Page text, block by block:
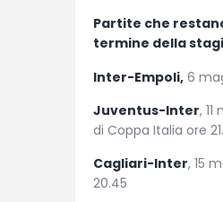
Partite che
termine della
Inter-Empoli, 6
Juventus-Inter,
di Coppa Italia ore
Cagliari-Inter, 15
20.45